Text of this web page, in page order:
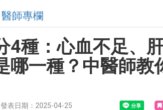
醫師專欄
4種：心血不足、
哪一種？中醫師教
表日期：2025-04-25